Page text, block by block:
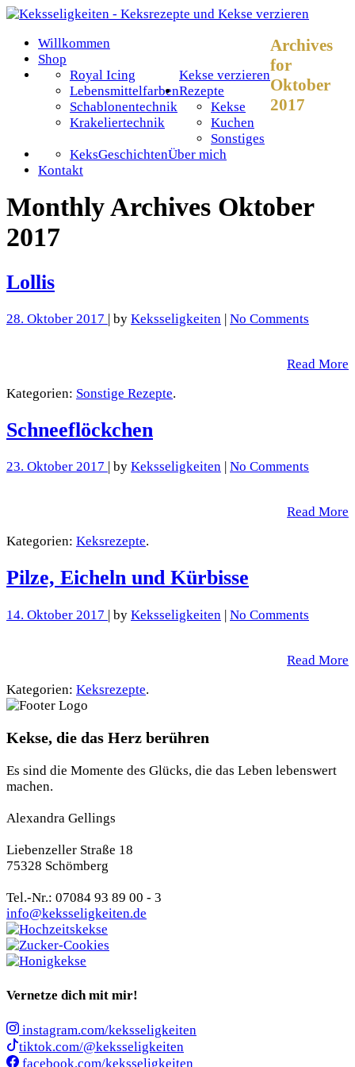
Willkommen
Shop
Kekse verzieren
Royal Icing
Lebensmittelfarben
Schablonentechnik
Krakeliertechnik
Rezepte
Kekse
Kuchen
Sonstiges
Über mich
KeksGeschichten
Kontakt
Archives
for
Oktober
2017
Monthly Archives Oktober
2017
Lollis
28. Oktober 2017 | by Keksseligkeiten | No Comments
Read More
Kategorien: Sonstige Rezepte.
Schneeflöckchen
23. Oktober 2017 | by Keksseligkeiten No Comments
Read More
Kategorien: Keksrezepte.
Pilze, Eicheln und Kürbisse
14. Oktober 2017 | by Keksseligkeiten | No Comments
Read More
Kategorien: Keksrezepte.
Kekse, die das Herz berühren
Es sind die Momente des Glücks, die das Leben lebenswert
machen.
Alexandra Gellings
Liebenzeller Straße 18
75328 Schömberg
Tel.-Nr.: 07084 93 89 00 - 3
info@keksseligkeiten.de
Vernetze dich mit mir!
instagram.com/keksseligkeiten
tiktok.com/@keksseligkeiten
facebook.com/keksseligkeiten